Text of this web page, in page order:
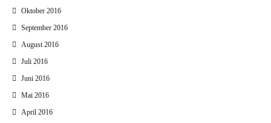
Oktober 2016
September 2016
August 2016
Juli 2016
Juni 2016
Mai 2016
April 2016